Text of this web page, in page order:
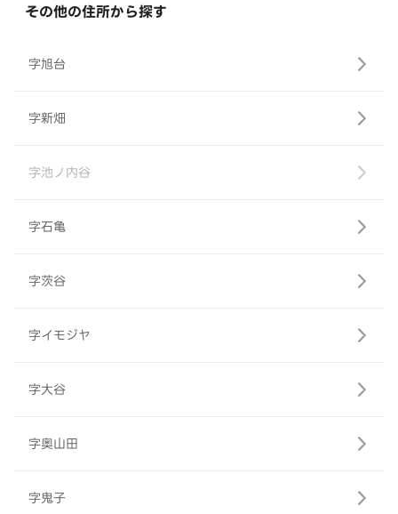
その他の住所から探す
字旭台
字新畑
字池ノ内谷
字石亀
字茨谷
字イモジヤ
字大谷
字奥山田
字鬼子